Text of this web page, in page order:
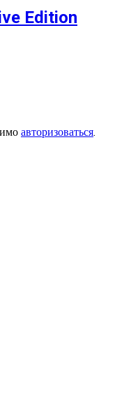
Edition
авторизоваться.